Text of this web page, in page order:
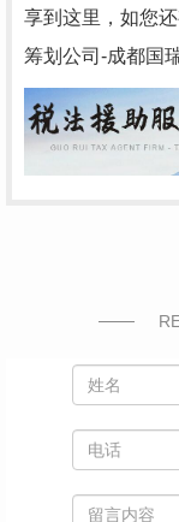
享到这里，如您
筹划公司-成都国